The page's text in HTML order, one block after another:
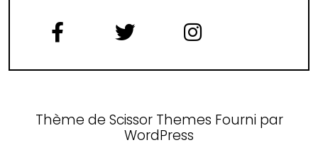
Thème de Scissor Themes Fourni par
WordPress